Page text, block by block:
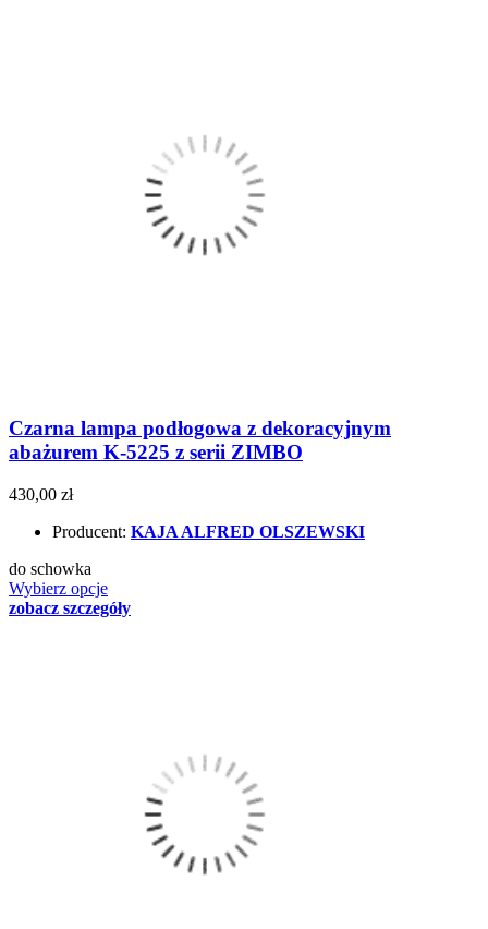
Czarna lampa podłogowa z dekoracyjnym
abażurem K-5225 z serii ZIMBO
430,00 zł
Producent: KAJA ALFRED OLSZEWSKI
do schowka
Wybierz opcje
zobacz szczegóły